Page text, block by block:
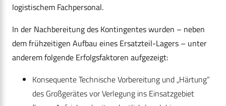
logistischem Fachpersonal.
In der Nachbereitung des Kontingentes wurden – neben
dem frühzeitigen Aufbau eines Ersatzteil-Lagers – unter
anderem folgende Erfolgsfaktoren aufgezeigt:
Konsequente Technische Vorbereitung und „Härtung“
des Großgerätes vor Verlegung ins Einsatzgebiet